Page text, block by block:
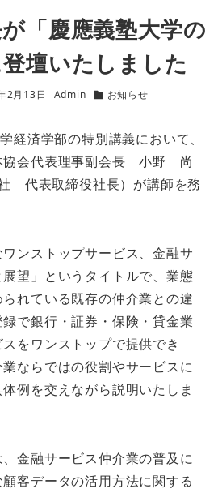
「慶應義塾大学の
壇いたしました
2月13日
著
Admin
カテゴリー
お知らせ
経済学部の特別講義において、
協会代表理事副会長 小野 尚
代表取締役社長）が講師を務
ンストップサービス、金融サ
望」というタイトルで、業態
れている既存の仲介業との違
で銀行・証券・保険・貸金業
をワンストップで提供でき
ならではの役割やサービスに
例を交えながら説明いたしま
金融サービス仲介業の普及に
客データの活用方法に関する